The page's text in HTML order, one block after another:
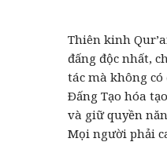
Thiên kinh
đấng độc nhất,
tác mà không có
Ðấng Tạo hóa
và giữ quyền
Mọi người phải